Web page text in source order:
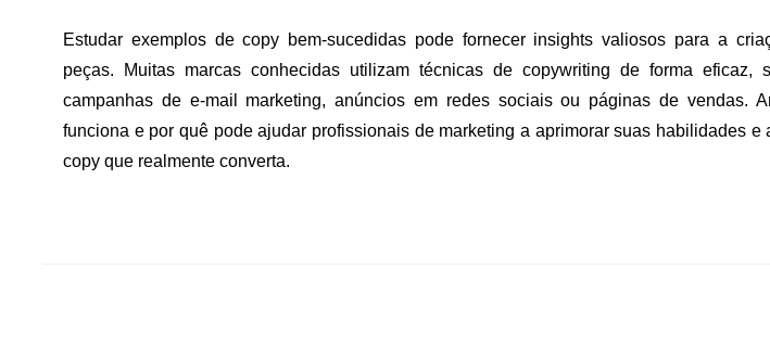
Estudar exemplos de copy bem-sucedidas pode fornecer insights valiosos para a
peças. Muitas marcas conhecidas utilizam técnicas de copywriting de forma eficaz,
campanhas de e-mail marketing, anúncios em redes sociais ou páginas de vendas.
funciona e por quê pode ajudar profissionais de marketing a aprimorar suas habilidades e
copy que realmente converta.